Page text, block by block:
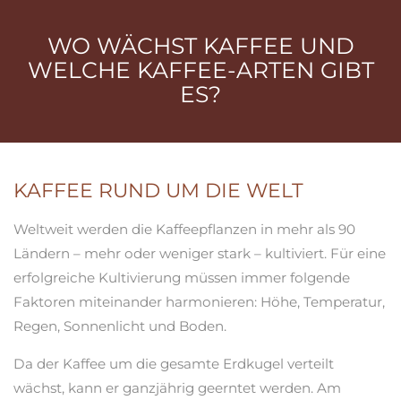
WO WÄCHST KAFFEE UND
WELCHE KAFFEE-ARTEN GIBT
ES?
KAFFEE RUND UM DIE WELT
Weltweit werden die Kaffeepflanzen in mehr als 90
Ländern – mehr oder weniger stark – kultiviert. Für eine
erfolgreiche Kultivierung müssen immer folgende
Faktoren miteinander harmonieren: Höhe, Temperatur,
Regen, Sonnenlicht und Boden.
Da der Kaffee um die gesamte Erdkugel verteilt
wächst, kann er ganzjährig geerntet werden. Am